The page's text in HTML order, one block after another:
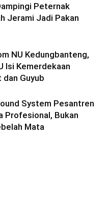
Peternak
Jerami Jadi Pakan
NU Kedungbanteng,
Isi Kemerdekaan
Guyub
System Pesantren
Profesional, Bukan
Mata